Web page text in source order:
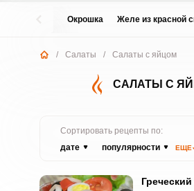
Окрошка Желе из красной
/ Салаты / Салаты с яйцом
САЛАТЫ С
Сортировать рецепты по:
дате
популярности ЕЩЕ